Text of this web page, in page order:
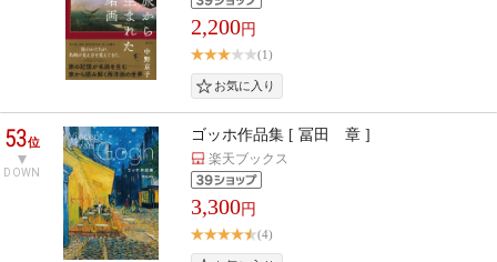
2,200円
(1)
53位
DOWN
ゴッホ作品集 [ 冨田 章 ]
楽天ブックス
3,300円
(4)